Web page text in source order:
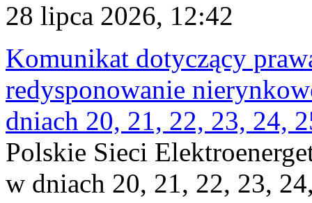
28 lipca 2026, 12:42
Komunikat dotyczący
redysponowanie
dniach 20, 21, 22, 23, 24,
Polskie Sieci
w dniach 20, 21, 22, 23,